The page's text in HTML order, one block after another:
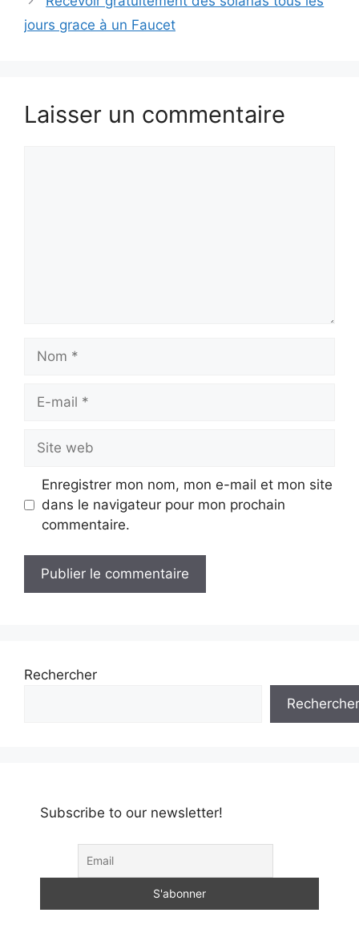
jours grace à un Faucet
Laisser un commentaire
mail
web
Enregistrer mon nom, mon e-mail et mon site
dans le navigateur pour mon prochain
commentaire.
Rechercher
Rechercher
Subscribe to our newsletter!